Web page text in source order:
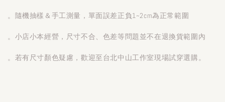
。隨機抽樣＆手工測量，單面誤差正負1~2cm為正常範圍
。小店小本經營，尺寸不合、色差等問題並不在退換貨範圍內
。若有尺寸顏色疑慮，歡迎至台北中山工作室現場試穿選購。